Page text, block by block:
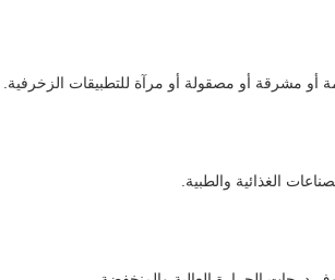
أو مشرقة أو مصقولة أو مرآة للتطبيقات الزخرفية.
الغذائية والطبية.